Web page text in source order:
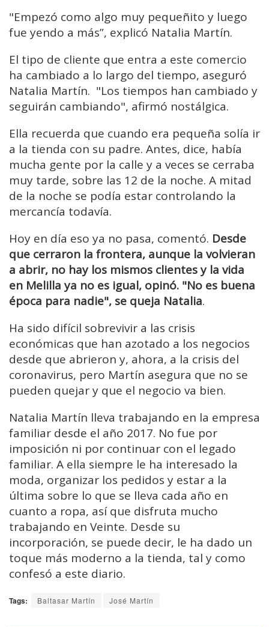
"Empezó como algo muy pequeñito y luego
fue yendo a más”, explicó Natalia Martín.
El tipo de cliente que entra a este comercio
ha cambiado a lo largo del tiempo, aseguró
Natalia Martín. "Los tiempos han cambiado y
seguirán cambiando", afirmó nostálgica.
Ella recuerda que cuando era pequeña solía ir
a la tienda con su padre. Antes, dice, había
mucha gente por la calle y a veces se cerraba
muy tarde, sobre las 12 de la noche. A mitad
de la noche se podía estar controlando la
mercancía todavía.
Hoy en día eso ya no pasa, comentó. Desde
que cerraron la frontera, aunque la volvieran
a abrir, no hay los mismos clientes y la vida
en Melilla ya no es igual, opinó. "No es buena
época para nadie", se queja Natalia.
Ha sido difícil sobrevivir a las crisis
económicas que han azotado a los negocios
desde que abrieron y, ahora, a la crisis del
coronavirus, pero Martín asegura que no se
pueden quejar y que el negocio va bien.
Natalia Martín lleva trabajando en la empresa
familiar desde el año 2017. No fue por
imposición ni por continuar con el legado
familiar. A ella siempre le ha interesado la
moda, organizar los pedidos y estar a la
última sobre lo que se lleva cada año en
cuanto a ropa, así que disfruta mucho
trabajando en Veinte. Desde su
incorporación, se puede decir, le ha dado un
toque más moderno a la tienda, tal y como
confesó a este diario.
Tags: Baltasar Martín José Martín